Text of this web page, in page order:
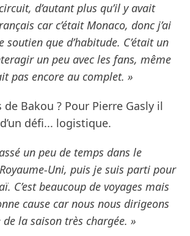
d’autant plus qu’il y avait
car c’était Monaco, donc j’ai
soutien que d’habitude. C’était un
un peu avec les fans, même
pas encore au complet. »
Bakou ? Pour Pierre Gasly il
d’un défi... logistique.
un peu de temps dans le
Uni, puis je suis parti pour
C’est beaucoup de voyages mais
cause car nous nous dirigeons
la saison très chargée. »